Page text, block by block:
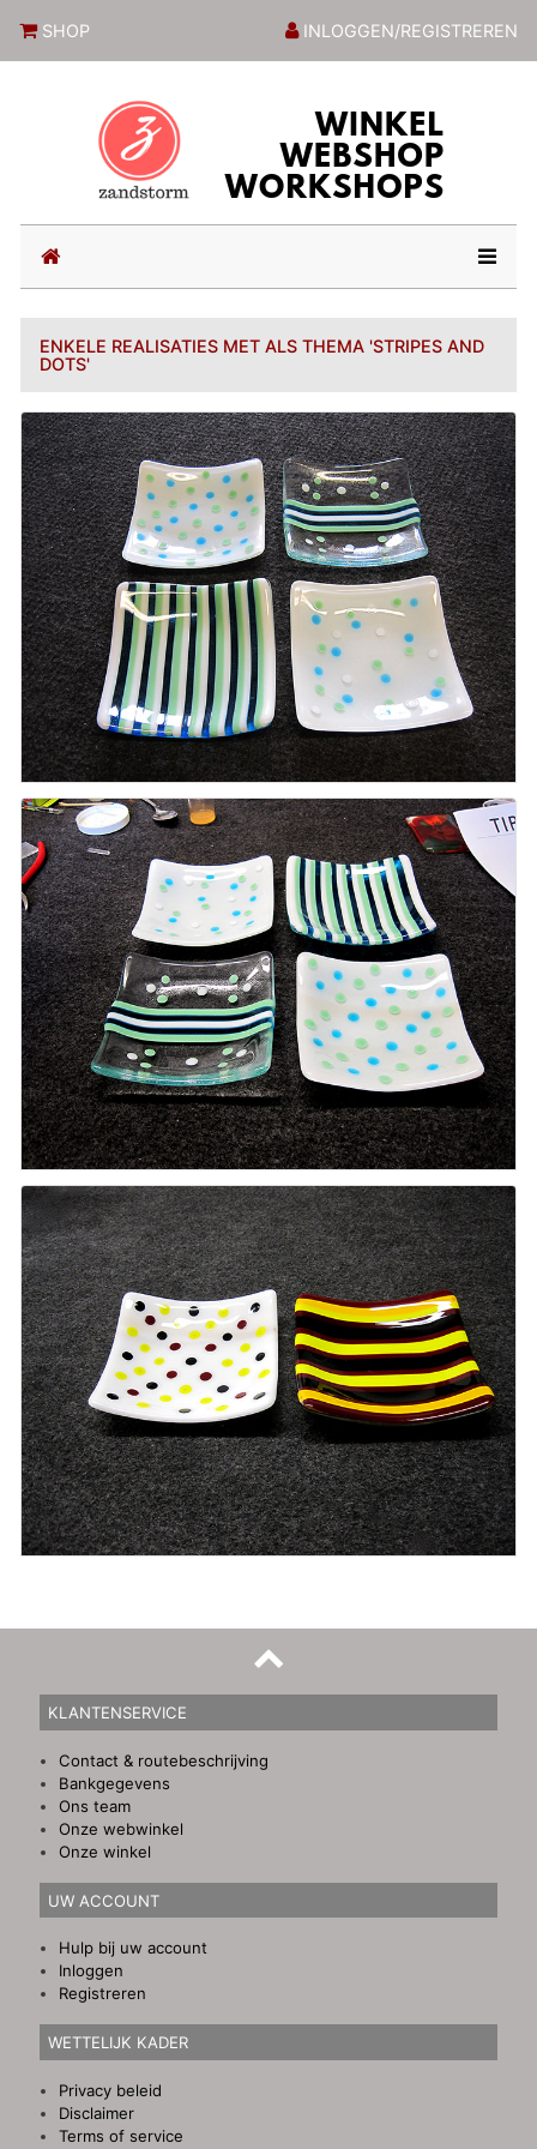
SHOP INLOGGEN/REGISTREREN
(current)
ENKELE REALISATIES MET ALS THEMA 'STRIPES AND
DOTS'
KLANTENSERVICE
Contact & routebeschrijving
Bankgegevens
Ons team
Onze webwinkel
Onze winkel
UW ACCOUNT
Hulp bij uw account
Inloggen
Registreren
WETTELIJK KADER
Privacy beleid
Disclaimer
Terms of service